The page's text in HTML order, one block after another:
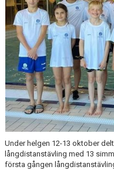
Under helgen 12-13 oktober
långdistanstävling med 13
första gången